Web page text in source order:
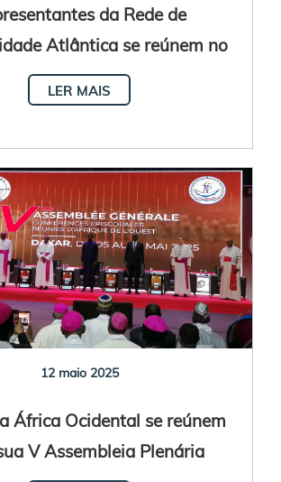
da Rede de
Atlântica se reúnem no
Senegal
LER MAIS
12 maio 2025
África Ocidental se reúnem
V Assembleia Plenária